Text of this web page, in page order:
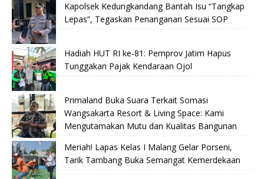
Kapolsek Kedungkandang Bantah Isu “Tangkap
Lepas”, Tegaskan Penanganan Sesuai SOP
Hadiah HUT RI ke-81: Pemprov Jatim Hapus
Tunggakan Pajak Kendaraan Ojol
Primaland Buka Suara Terkait Somasi
Wangsakarta Resort & Living Space: Kami
Mengutamakan Mutu dan Kualitas Bangunan
Meriah! Lapas Kelas I Malang Gelar Porseni,
Tarik Tambang Buka Semangat Kemerdekaan